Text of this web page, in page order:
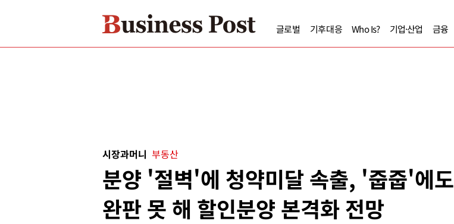
글로벌 기후대응 Who Is? 기업·산업 금융
시장과머니 부동산
분양 '절벽'에 청약미달 속출, '줍줍'에도
완판 못 해 할인분양 본격화 전망